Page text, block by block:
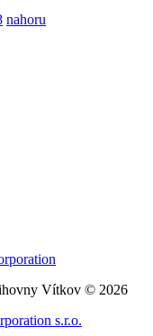
nahoru
Vítkov © 2026
s.r.o.